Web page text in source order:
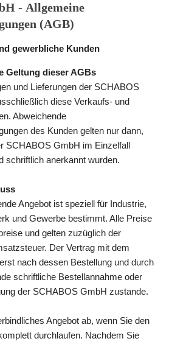
- Allgemeine
(AGB)
gewerbliche Kunden
Geltung dieser AGBs
und Lieferungen der SCHABOS
diese Verkaufs- und
Abweichende
des Kunden gelten nur dann,
SCHABOS GmbH im Einzelfall
schriftlich anerkannt wurden.
Angebot ist speziell für Industrie,
und Gewerbe bestimmt. Alle Preise
und gelten zuzüglich der
Der Vertrag mit dem
nach dessen Bestellung und durch
schriftliche Bestellannahme oder
der SCHABOS GmbH zustande.
Angebot ab, wenn Sie den
durchlaufen. Nachdem Sie